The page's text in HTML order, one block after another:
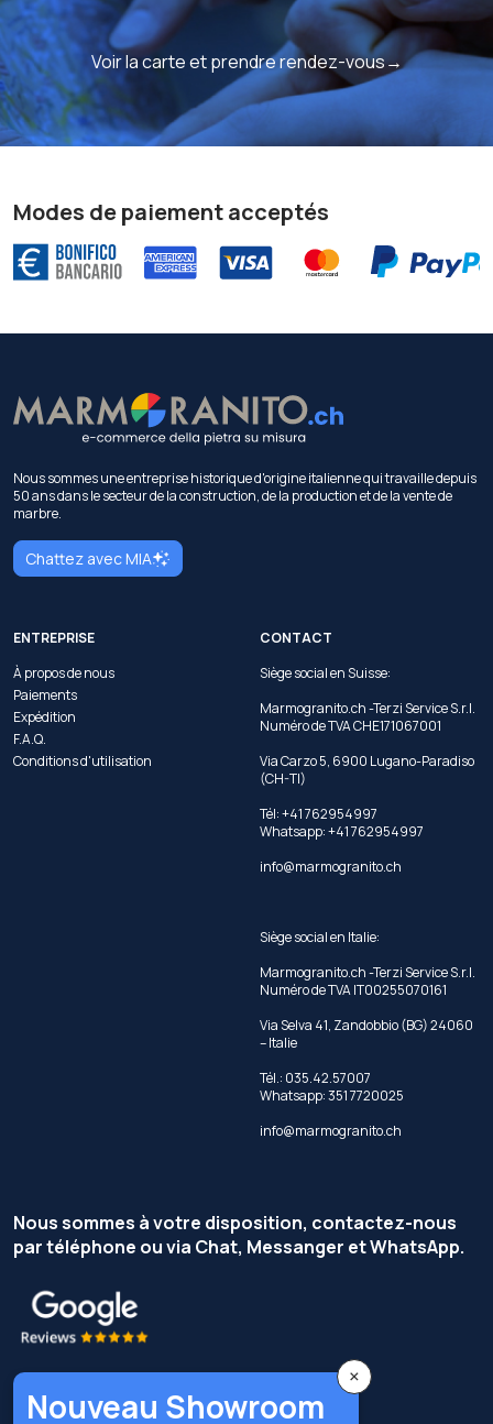
Voir la carte et prendre rendez-vous→
Modes de paiement acceptés
Nous sommes une entreprise historique d'origine italienne qui travaille depuis
50 ans dans le secteur de la construction, de la production et de la vente de
marbre.
Chattez avec MIA
ENTREPRISE
À propos de nous
Paiements
Expédition
F.A.Q.
Conditions d'utilisation
CONTACT
Siège social en Suisse:
Marmogranito.ch -Terzi Service S.r.l.
Numéro de TVA CHE171067001
Via Carzo 5, 6900 Lugano-Paradiso
(CH-TI)
Tél: +41 762954997
Whatsapp:+41 762954997
info@marmogranito.ch
Siège social en Italie:
Marmogranito.ch -Terzi Service S.r.l.
Numéro de TVA IT00255070161
Via Selva 41, Zandobbio (BG) 24060
– Italie
Tél.: 035.42.57007
Whatsapp: 351 7720025
info@marmogranito.ch
Nous sommes à votre disposition, contactez-nous
par téléphone ou via Chat, Messanger et WhatsApp.
×
Nouveau Showroom